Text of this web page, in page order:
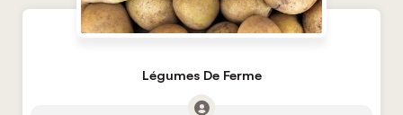
Légumes De Ferme